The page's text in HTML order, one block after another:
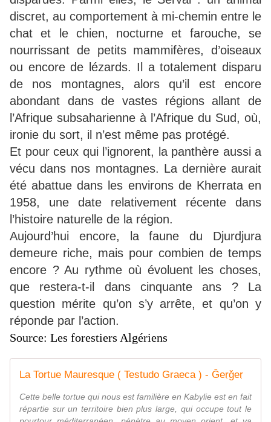
discret, au comportement à mi-chemin entre le
chat et le chien, nocturne et farouche, se
nourrissant de petits mammifères, d’oiseaux
ou encore de lézards. Il a totalement disparu
de nos montagnes, alors qu’il est encore
abondant dans de vastes régions allant de
l’Afrique subsaharienne à l’Afrique du Sud, où,
ironie du sort, il n’est même pas protégé.
Et pour ceux qui l’ignorent, la panthère aussi a
vécu dans nos montagnes. La dernière aurait
été abattue dans les environs de Kherrata en
1958, une date relativement récente dans
l’histoire naturelle de la région.
Aujourd’hui encore, la faune du Djurdjura
demeure riche, mais pour combien de temps
encore ? Au rythme où évoluent les choses,
que restera-t-il dans cinquante ans ? La
question mérite qu’on s’y arrête, et qu’on y
réponde par l’action.
Source: Les forestiers Algériens
La Tortue Mauresque ( Testudo Graeca ) - Ǧeṛǧeṛ
Cette belle tortue qui nous est familière en Kabylie est en fait
répartie sur un territoire bien plus large, qui occupe tout le